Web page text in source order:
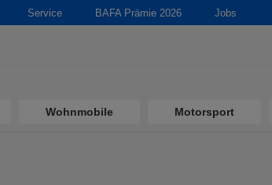
Service BAFA Prämie 2026 Jobs
Wohnmobile Motorsport